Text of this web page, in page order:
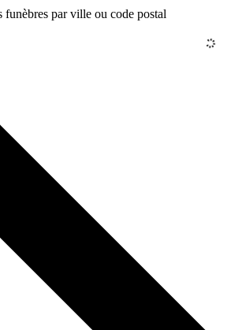
funèbres par ville ou code postal